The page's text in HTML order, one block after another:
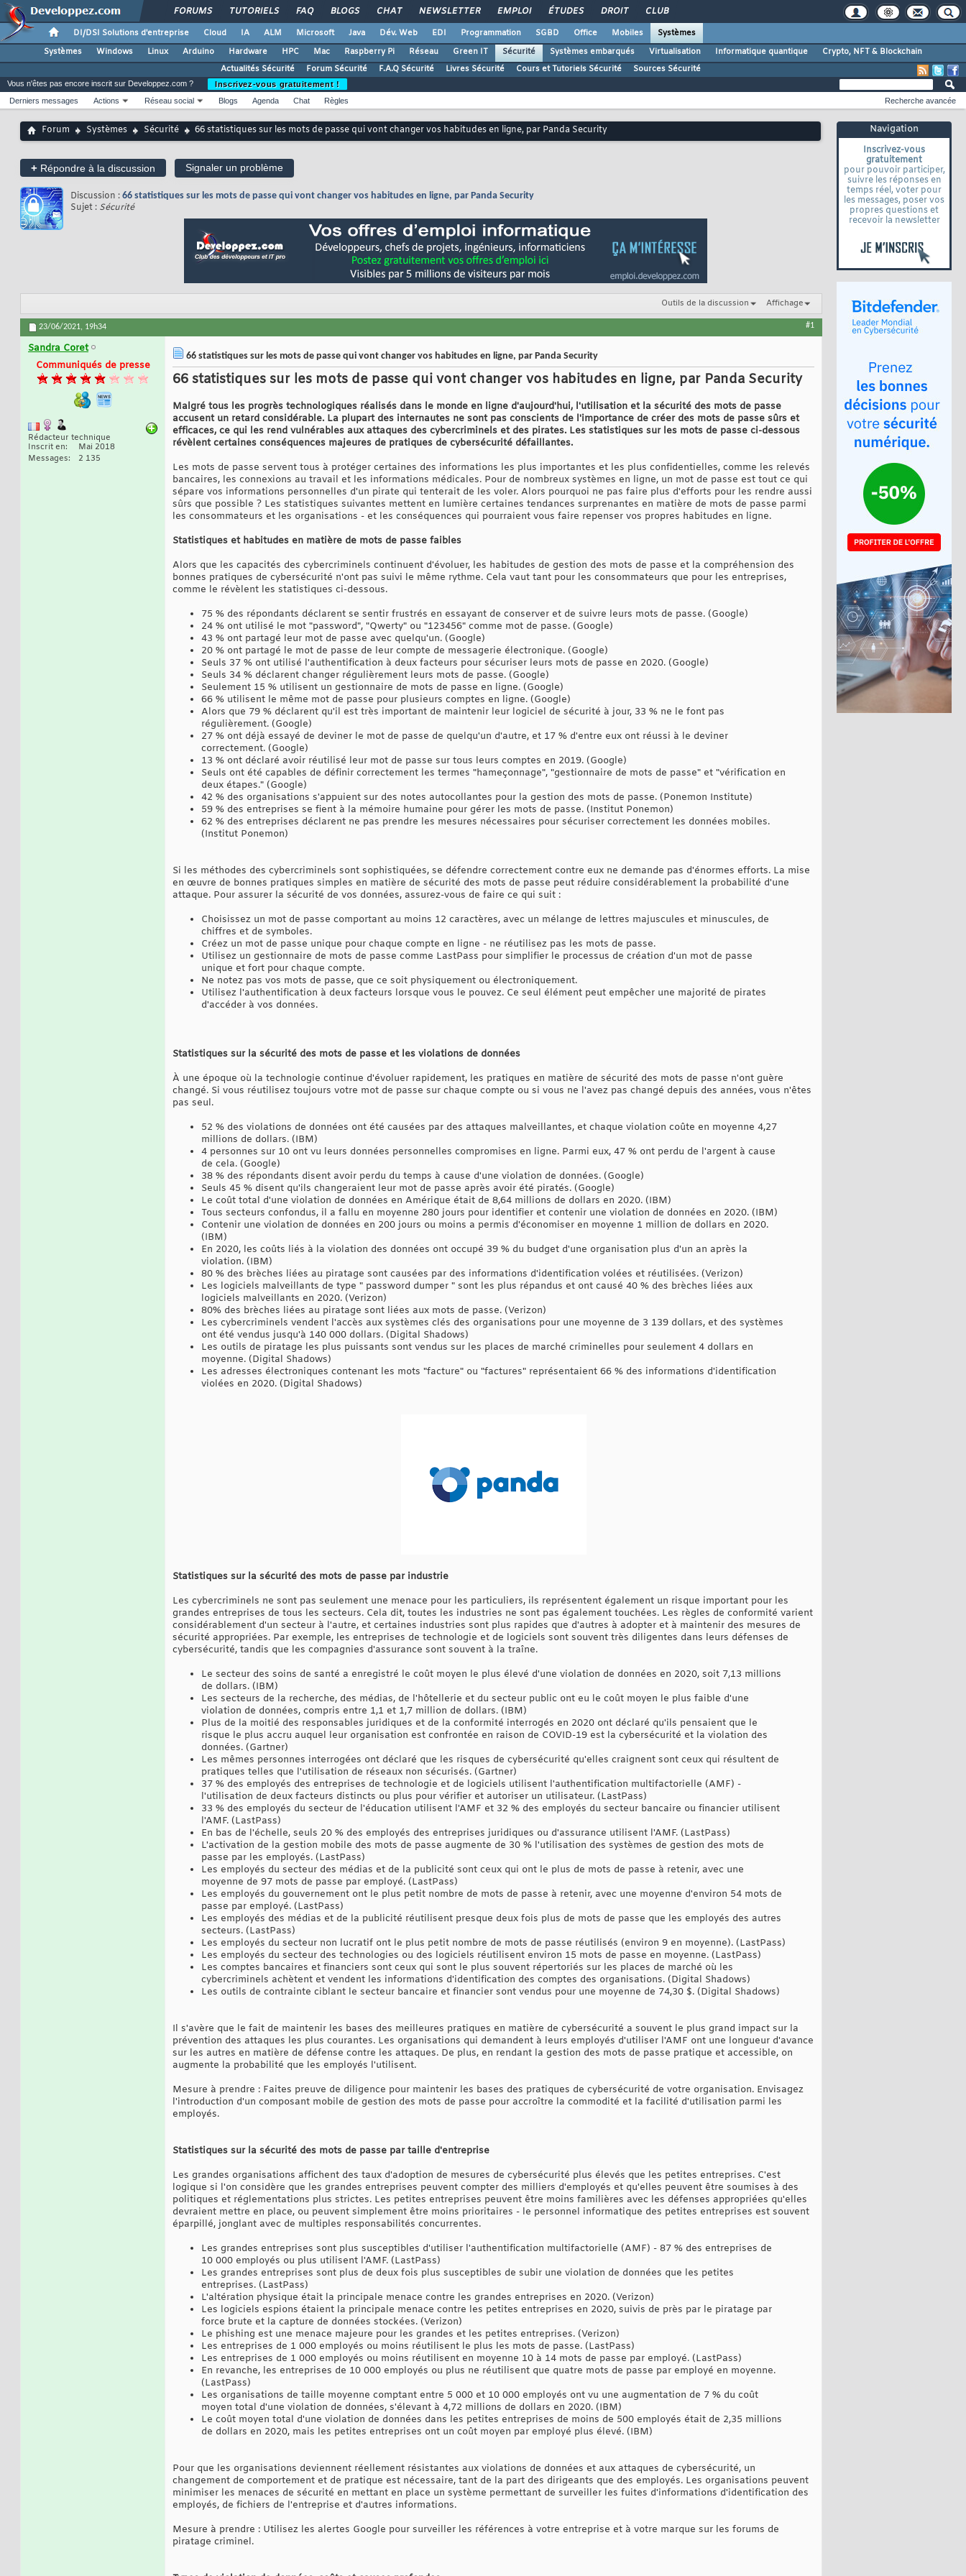
FORUMS TUTORIELS FAQ BLOGS CHAT NEWSLETTER EMPLOI ÉTUDES DROIT CLUB
DI/DSI Solutions d'entreprise Cloud IA ALM Microsoft Java Dév. Web EDI Programmation SGBD Office Mobiles
Systèmes
Systèmes
Windows Linux Arduino Hardware HPC Mac Raspberry Pi Réseau Green IT Sécurité Systèmes embarqués Virtualisation Informatique quantique
Crypto, NFT & Blockchain
Actualités Sécurité
Forum Sécurité F.A.Q Sécurité Livres Sécurité Cours et Tutoriels Sécurité Sources Sécurité
Navigation
Inscrivez-vous
gratuitement
pour pouvoir participer,
suivre les réponses en
temps réel, voter pour
les messages, poser vos
propres questions et
recevoir la newsletter
Vous n'êtes pas encore inscrit sur Developpez.com ?
Inscrivez-vous gratuitement !
Derniers messages
Actions Réseau social Blogs Agenda Chat Règles Recherche avancée
Forum Systèmes Sécurité 66 statistiques sur les mots de passe qui vont changer vos habitudes en ligne, par Panda Security
+ Répondre à la discussion Signaler un problème
Discussion : 66 statistiques sur les mots de passe qui vont changer vos habitudes en ligne, par Panda Security
Sujet : Sécurité
Outils de la discussion Affichage
23/06/2021, 19h34 #1
Sandra Coret
Communiqués de presse
Rédacteur technique
Inscrit en
Mai 2018
Messages
2 135
66 statistiques sur les mots de passe qui vont changer vos habitudes en ligne, par Panda Security
66 statistiques sur les mots de passe qui vont changer vos habitudes en ligne, par Panda Security
Malgré tous les progrès technologiques réalisés dans le monde en ligne d'aujourd'hui, l'utilisation et la sécurité des mots de passe
accusent un retard considérable. La plupart des internautes ne sont pas conscients de l'importance de créer des mots de passe sûrs et
efficaces, ce qui les rend vulnérables aux attaques des cybercriminels et des pirates. Les statistiques sur les mots de passe ci-dessous
révèlent certaines conséquences majeures de pratiques de cybersécurité défaillantes.
Les mots de passe servent tous à protéger certaines des informations les plus importantes et les plus confidentielles, comme les relevés
bancaires, les connexions au travail et les informations médicales. Pour de nombreux systèmes en ligne, un mot de passe est tout ce qui
sépare vos informations personnelles d'un pirate qui tenterait de les voler. Alors pourquoi ne pas faire plus d'efforts pour les rendre aussi
sûrs que possible ? Les statistiques suivantes mettent en lumière certaines tendances surprenantes en matière de mots de passe parmi
les consommateurs et les organisations - et les conséquences qui pourraient vous faire repenser vos propres habitudes en ligne.
Statistiques et habitudes en matière de mots de passe faibles
Alors que les capacités des cybercriminels continuent d'évoluer, les habitudes de gestion des mots de passe et la compréhension des
bonnes pratiques de cybersécurité n'ont pas suivi le même rythme. Cela vaut tant pour les consommateurs que pour les entreprises,
comme le révèlent les statistiques ci-dessous.
75 % des répondants déclarent se sentir frustrés en essayant de conserver et de suivre leurs mots de passe. (Google)
24 % ont utilisé le mot "password", "Qwerty" ou "123456" comme mot de passe. (Google)
43 % ont partagé leur mot de passe avec quelqu'un. (Google)
20 % ont partagé le mot de passe de leur compte de messagerie électronique. (Google)
Seuls 37 % ont utilisé l'authentification à deux facteurs pour sécuriser leurs mots de passe en 2020. (Google)
Seuls 34 % déclarent changer régulièrement leurs mots de passe. (Google)
Seulement 15 % utilisent un gestionnaire de mots de passe en ligne. (Google)
66 % utilisent le même mot de passe pour plusieurs comptes en ligne. (Google)
Alors que 79 % déclarent qu'il est très important de maintenir leur logiciel de sécurité à jour, 33 % ne le font pas
régulièrement. (Google)
27 % ont déjà essayé de deviner le mot de passe de quelqu'un d'autre, et 17 % d'entre eux ont réussi à le deviner
correctement. (Google)
13 % ont déclaré avoir réutilisé leur mot de passe sur tous leurs comptes en 2019. (Google)
Seuls ont été capables de définir correctement les termes "hameçonnage", "gestionnaire de mots de passe" et "vérification en
deux étapes." (Google)
42 % des organisations s'appuient sur des notes autocollantes pour la gestion des mots de passe. (Ponemon Institute)
59 % des entreprises se fient à la mémoire humaine pour gérer les mots de passe. (Institut Ponemon)
62 % des entreprises déclarent ne pas prendre les mesures nécessaires pour sécuriser correctement les données mobiles.
(Institut Ponemon)
Si les méthodes des cybercriminels sont sophistiquées, se défendre correctement contre eux ne demande pas d'énormes efforts. La mise
en œuvre de bonnes pratiques simples en matière de sécurité des mots de passe peut réduire considérablement la probabilité d'une
attaque. Pour assurer la sécurité de vos données, assurez-vous de faire ce qui suit :
Choisissez un mot de passe comportant au moins 12 caractères, avec un mélange de lettres majuscules et minuscules, de
chiffres et de symboles.
Créez un mot de passe unique pour chaque compte en ligne - ne réutilisez pas les mots de passe.
Utilisez un gestionnaire de mots de passe comme LastPass pour simplifier le processus de création d'un mot de passe
unique et fort pour chaque compte.
Ne notez pas vos mots de passe, que ce soit physiquement ou électroniquement.
Utilisez l'authentification à deux facteurs lorsque vous le pouvez. Ce seul élément peut empêcher une majorité de pirates
d'accéder à vos données.
Statistiques sur la sécurité des mots de passe et les violations de données
À une époque où la technologie continue d'évoluer rapidement, les pratiques en matière de sécurité des mots de passe n'ont guère
changé. Si vous réutilisez toujours votre mot de passe sur chaque compte ou si vous ne l'avez pas changé depuis des années, vous n'êtes
pas seul.
52 % des violations de données ont été causées par des attaques malveillantes, et chaque violation coûte en moyenne 4,27
millions de dollars. (IBM)
4 personnes sur 10 ont vu leurs données personnelles compromises en ligne. Parmi eux, 47 % ont perdu de l'argent à cause
de cela. (Google)
38 % des répondants disent avoir perdu du temps à cause d'une violation de données. (Google)
Seuls 45 % disent qu'ils changeraient leur mot de passe après avoir été piratés. (Google)
Le coût total d'une violation de données en Amérique était de 8,64 millions de dollars en 2020. (IBM)
Tous secteurs confondus, il a fallu en moyenne 280 jours pour identifier et contenir une violation de données en 2020. (IBM)
Contenir une violation de données en 200 jours ou moins a permis d'économiser en moyenne 1 million de dollars en 2020.
(IBM)
En 2020, les coûts liés à la violation des données ont occupé 39 % du budget d'une organisation plus d'un an après la
violation. (IBM)
80 % des brèches liées au piratage sont causées par des informations d'identification volées et réutilisées. (Verizon)
Les logiciels malveillants de type " password dumper " sont les plus répandus et ont causé 40 % des brèches liées aux
logiciels malveillants en 2020. (Verizon)
80% des brèches liées au piratage sont liées aux mots de passe. (Verizon)
Les cybercriminels vendent l'accès aux systèmes clés des organisations pour une moyenne de 3 139 dollars, et des systèmes
ont été vendus jusqu'à 140 000 dollars. (Digital Shadows)
Les outils de piratage les plus puissants sont vendus sur les places de marché criminelles pour seulement 4 dollars en
moyenne. (Digital Shadows)
Les adresses électroniques contenant les mots "facture" ou "factures" représentaient 66 % des informations d'identification
violées en 2020. (Digital Shadows)
Statistiques sur la sécurité des mots de passe par industrie
Les cybercriminels ne sont pas seulement une menace pour les particuliers, ils représentent également un risque important pour les
grandes entreprises de tous les secteurs. Cela dit, toutes les industries ne sont pas également touchées. Les règles de conformité varient
considérablement d'un secteur à l'autre, et certaines industries sont plus rapides que d'autres à adopter et à maintenir des mesures de
sécurité appropriées. Par exemple, les entreprises de technologie et de logiciels sont souvent très diligentes dans leurs défenses de
cybersécurité, tandis que les compagnies d'assurance sont souvent à la traîne.
Le secteur des soins de santé a enregistré le coût moyen le plus élevé d'une violation de données en 2020, soit 7,13 millions
de dollars. (IBM)
Les secteurs de la recherche, des médias, de l'hôtellerie et du secteur public ont eu le coût moyen le plus faible d'une
violation de données, compris entre 1,1 et 1,7 million de dollars. (IBM)
Plus de la moitié des responsables juridiques et de la conformité interrogés en 2020 ont déclaré qu'ils pensaient que le
risque le plus accru auquel leur organisation est confrontée en raison de COVID-19 est la cybersécurité et la violation des
données. (Gartner)
Les mêmes personnes interrogées ont déclaré que les risques de cybersécurité qu'elles craignent sont ceux qui résultent de
pratiques telles que l'utilisation de réseaux non sécurisés. (Gartner)
37 % des employés des entreprises de technologie et de logiciels utilisent l'authentification multifactorielle (AMF) -
l'utilisation de deux facteurs distincts ou plus pour vérifier et autoriser un utilisateur. (LastPass)
33 % des employés du secteur de l'éducation utilisent l'AMF et 32 % des employés du secteur bancaire ou financier utilisent
l'AMF. (LastPass)
En bas de l'échelle, seuls 20 % des employés des entreprises juridiques ou d'assurance utilisent l'AMF. (LastPass)
L'activation de la gestion mobile des mots de passe augmente de 30 % l'utilisation des systèmes de gestion des mots de
passe par les employés. (LastPass)
Les employés du secteur des médias et de la publicité sont ceux qui ont le plus de mots de passe à retenir, avec une
moyenne de 97 mots de passe par employé. (LastPass)
Les employés du gouvernement ont le plus petit nombre de mots de passe à retenir, avec une moyenne d'environ 54 mots de
passe par employé. (LastPass)
Les employés des médias et de la publicité réutilisent presque deux fois plus de mots de passe que les employés des autres
secteurs. (LastPass)
Les employés du secteur non lucratif ont le plus petit nombre de mots de passe réutilisés (environ 9 en moyenne). (LastPass)
Les employés du secteur des technologies ou des logiciels réutilisent environ 15 mots de passe en moyenne. (LastPass)
Les comptes bancaires et financiers sont ceux qui sont le plus souvent répertoriés sur les places de marché où les
cybercriminels achètent et vendent les informations d'identification des comptes des organisations. (Digital Shadows)
Les outils de contrainte ciblant le secteur bancaire et financier sont vendus pour une moyenne de 74,30 $. (Digital Shadows)
Il s'avère que le fait de maintenir les bases des meilleures pratiques en matière de cybersécurité a souvent le plus grand impact sur la
prévention des attaques les plus courantes. Les organisations qui demandent à leurs employés d'utiliser l'AMF ont une longueur d'avance
sur les autres en matière de défense contre les attaques. De plus, en rendant la gestion des mots de passe pratique et accessible, on
augmente la probabilité que les employés l'utilisent.
Mesure à prendre : Faites preuve de diligence pour maintenir les bases des pratiques de cybersécurité de votre organisation. Envisagez
l'introduction d'un composant mobile de gestion des mots de passe pour accroître la commodité et la facilité d'utilisation parmi les
employés.
Statistiques sur la sécurité des mots de passe par taille d'entreprise
Les grandes organisations affichent des taux d'adoption de mesures de cybersécurité plus élevés que les petites entreprises. C'est
logique si l'on considère que les grandes entreprises peuvent compter des milliers d'employés et qu'elles peuvent être soumises à des
politiques et réglementations plus strictes. Les petites entreprises peuvent être moins familières avec les défenses appropriées qu'elles
devraient mettre en place, ou peuvent simplement être moins prioritaires - le personnel informatique des petites entreprises est souvent
éparpillé, jonglant avec de multiples responsabilités concurrentes.
Les grandes entreprises sont plus susceptibles d'utiliser l'authentification multifactorielle (AMF) - 87 % des entreprises de
10 000 employés ou plus utilisent l'AMF. (LastPass)
Les grandes entreprises sont plus de deux fois plus susceptibles de subir une violation de données que les petites
entreprises. (LastPass)
L'altération physique était la principale menace contre les grandes entreprises en 2020. (Verizon)
Les logiciels espions étaient la principale menace contre les petites entreprises en 2020, suivis de près par le piratage par
force brute et la capture de données stockées. (Verizon)
Le phishing est une menace majeure pour les grandes et les petites entreprises. (Verizon)
Les entreprises de 1 000 employés ou moins réutilisent le plus les mots de passe. (LastPass)
Les entreprises de 1 000 employés ou moins réutilisent en moyenne 10 à 14 mots de passe par employé. (LastPass)
En revanche, les entreprises de 10 000 employés ou plus ne réutilisent que quatre mots de passe par employé en moyenne.
(LastPass)
Les organisations de taille moyenne comptant entre 5 000 et 10 000 employés ont vu une augmentation de 7 % du coût
moyen total d'une violation de données, s'élevant à 4,72 millions de dollars en 2020. (IBM)
Le coût moyen total d'une violation de données dans les petites entreprises de moins de 500 employés était de 2,35 millions
de dollars en 2020, mais les petites entreprises ont un coût moyen par employé plus élevé. (IBM)
Pour que les organisations deviennent réellement résistantes aux violations de données et aux attaques de cybersécurité, un
changement de comportement et de pratique est nécessaire, tant de la part des dirigeants que des employés. Les organisations peuvent
minimiser les menaces de sécurité en mettant en place un système permettant de surveiller les fuites d'informations d'identification des
employés, de fichiers de l'entreprise et d'autres informations.
Mesure à prendre : Utilisez les alertes Google pour surveiller les références à votre entreprise et à votre marque sur les forums de
piratage criminel.